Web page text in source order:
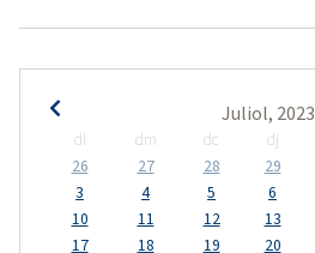
Juliol, 2023
dl dm dc dj
26
27 28 29
3
4 5 6
10
11 12 13
17
18 19 20